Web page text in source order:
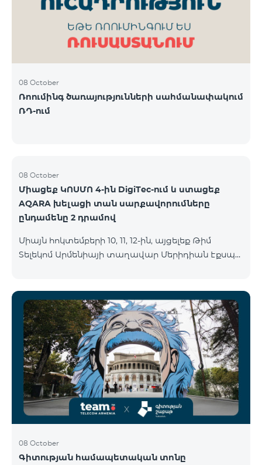
08 October
Ռոումինգ ծառայությունների սահմանափակում
ՌԴ-ում
08 October
Միացեք ԿՈՍՄՈ 4-ին DigiTec-ում և ստացեք
AQARA խելացի տան սարքավորումները
ընդամենը 2 դրամով
Միայն հոկտեմբերի 10, 11, 12-ին, այցելեք Թիմ
Տելեկոմ Արմենիայի տաղավար Մերիդիան Էքսպո
փաթեթներից որևէ մեկին 12 ամիս
բաժանորդագրությամբ և ստացեք
հնարավորություն ձեռք բերել AQARA Խելացի Տան
համակարգերը ընդամենը 2 դրամով․ AQARA
Խելացի Տեսախցիկ E1 (Smart Camera E1) AQARA
Ղեկավարման Սարք M100 (Hub M100) Միանալու
համար պարզապես պետք է անձնագրով
մոտենալ տաղավար։ Առաջարկը գործում է միայն
նոր միացող բաժանորդ
08 October
Գիտության համապետական տոնը